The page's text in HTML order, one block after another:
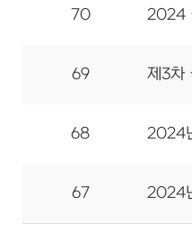
70 2024
69 제3차
68 2024
67 2024